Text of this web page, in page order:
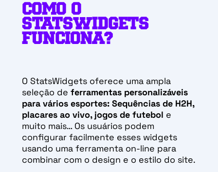
COMO O
STATSWIDGETS
FUNCIONA?
O StatsWidgets oferece uma ampla
seleção de ferramentas personalizáveis
para vários esportes: Sequências de H2H,
placares ao vivo, jogos de futebol e
muito mais… Os usuários podem
configurar facilmente esses widgets
usando uma ferramenta on-line para
combinar com o design e o estilo do site.